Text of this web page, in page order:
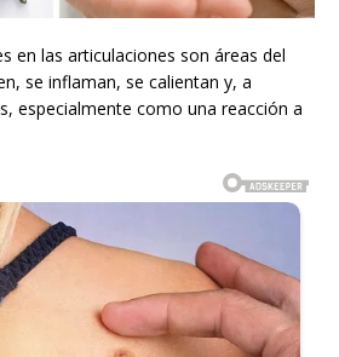
en las articulaciones son áreas del
se inflaman, se calientan y, a
especialmente como una reacción a